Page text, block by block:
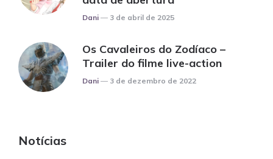
Posted
Dani 3 de abril de 2025
Os Cavaleiros do Zodíaco –
Trailer do filme live-action
Posted
Dani 3 de dezembro de 2022
Notícias